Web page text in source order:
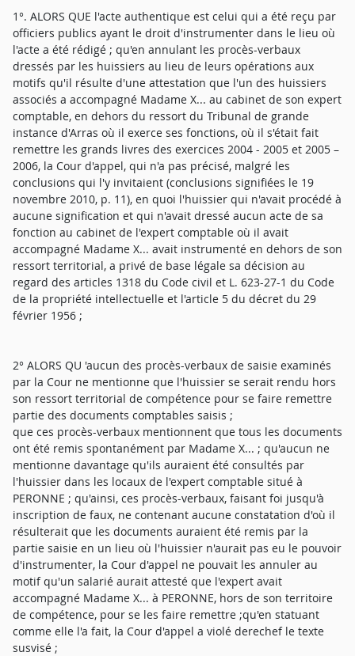
1°. ALORS QUE l'acte authentique est celui qui a été reçu par
officiers publics ayant le droit d'instrumenter dans le lieu où
l'acte a été rédigé ; qu'en annulant les procès-verbaux
dressés par les huissiers au lieu de leurs opérations aux
motifs qu'il résulte d'une attestation que l'un des huissiers
associés a accompagné Madame X... au cabinet de son expert
comptable, en dehors du ressort du Tribunal de grande
instance d'Arras où il exerce ses fonctions, où il s'était fait
remettre les grands livres des exercices 2004 - 2005 et 2005 –
2006, la Cour d'appel, qui n'a pas précisé, malgré les
conclusions qui l'y invitaient (conclusions signifiées le 19
novembre 2010, p. 11), en quoi l'huissier qui n'avait procédé à
aucune signification et qui n'avait dressé aucun acte de sa
fonction au cabinet de l'expert comptable où il avait
accompagné Madame X... avait instrumenté en dehors de son
ressort territorial, a privé de base légale sa décision au
regard des articles 1318 du Code civil et L. 623-27-1 du Code
de la propriété intellectuelle et l'article 5 du décret du 29
février 1956 ;
2° ALORS QU 'aucun des procès-verbaux de saisie examinés
par la Cour ne mentionne que l'huissier se serait rendu hors
son ressort territorial de compétence pour se faire remettre
partie des documents comptables saisis ;
que ces procès-verbaux mentionnent que tous les documents
ont été remis spontanément par Madame X... ; qu'aucun ne
mentionne davantage qu'ils auraient été consultés par
l'huissier dans les locaux de l'expert comptable situé à
PERONNE ; qu'ainsi, ces procès-verbaux, faisant foi jusqu'à
inscription de faux, ne contenant aucune constatation d'où il
résulterait que les documents auraient été remis par la
partie saisie en un lieu où l'huissier n'aurait pas eu le pouvoir
d'instrumenter, la Cour d'appel ne pouvait les annuler au
motif qu'un salarié aurait attesté que l'expert avait
accompagné Madame X... à PERONNE, hors de son territoire
de compétence, pour se les faire remettre ;qu'en statuant
comme elle l'a fait, la Cour d'appel a violé derechef le texte
susvisé ;